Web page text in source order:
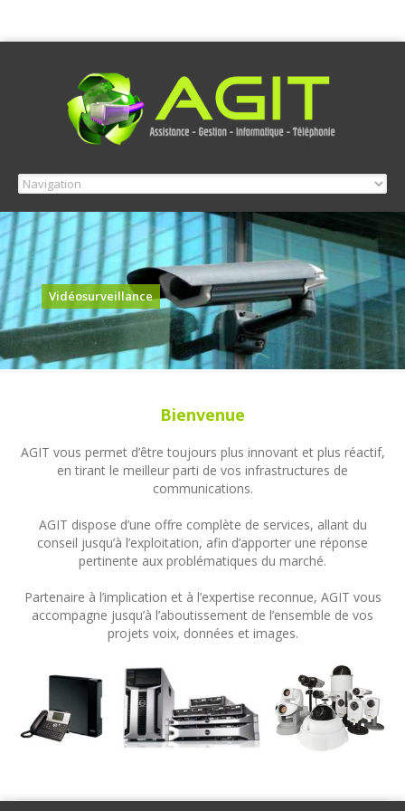
Vidéosurveillance
Bienvenue
AGIT vous permet d’être toujours plus innovant et plus réactif,
en tirant le meilleur parti de vos infrastructures de
communications.
AGIT dispose d’une offre complète de services, allant du
conseil jusqu’à l’exploitation, afin d’apporter une réponse
pertinente aux problématiques du marché.
Partenaire à l’implication et à l’expertise reconnue, AGIT vous
accompagne jusqu’à l’aboutissement de l’ensemble de vos
projets voix, données et images.